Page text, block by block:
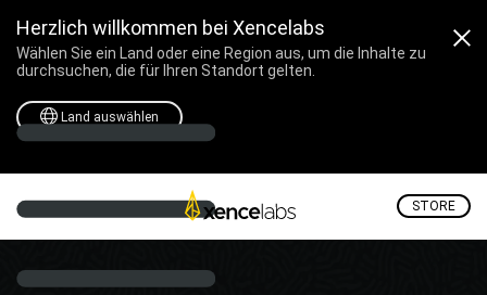
Herzlich willkommen bei Xencelabs
Wählen Sie ein Land oder eine Region aus, um die Inhalte zu
durchsuchen, die für Ihren Standort gelten.
Land auswählen
STORE